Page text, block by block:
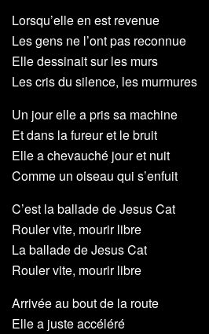
Lorsqu’elle en est revenue
Les gens ne l’ont pas reconnue
Elle dessinait sur les murs
Les cris du silence, les murmures
Un jour elle a pris sa machine
Et dans la fureur et le bruit
Elle a chevauché jour et nuit
Comme un oiseau qui s’enfuit
C’est la ballade de Jesus Cat
Rouler vite, mourir libre
La ballade de Jesus Cat
Rouler vite, mourir libre
Arrivée au bout de la route
Elle a juste accéléré